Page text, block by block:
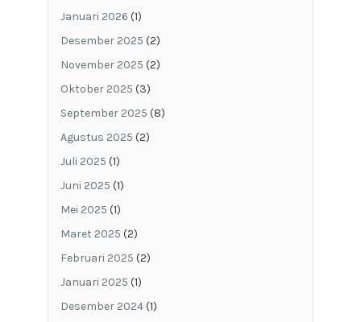
Januari 2026 (1)
Desember 2025 (2)
November 2025 (2)
Oktober 2025 (3)
September 2025 (8)
Agustus 2025 (2)
Juli 2025 (1)
Juni 2025 (1)
Mei 2025 (1)
Maret 2025 (2)
Februari 2025 (2)
Januari 2025 (1)
Desember 2024(1)